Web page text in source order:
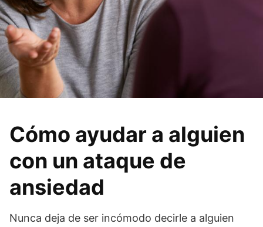
Cómo ayudar a alguien
con un ataque de
ansiedad
Nunca deja de ser incómodo decirle a alguien